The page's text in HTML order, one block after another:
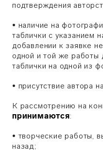
подтверждения
• наличие на
таблички с указанием
добавлении к заявке
одной и той же работы
таблички на одной из
• ​присутствие автора
К рассмотрению на
принимаются:
• творческие работы,
назад;